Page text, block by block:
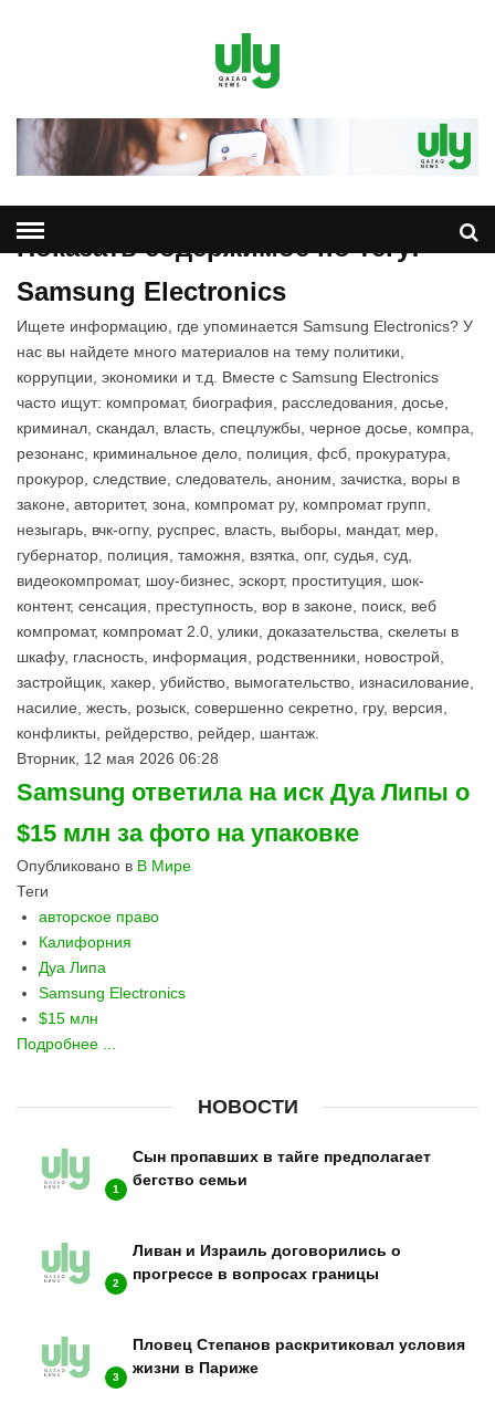
Показать содержимое по тегу:
Samsung Electronics
Ищете информацию, где упоминается Samsung Electronics? У
нас вы найдете много материалов на тему политики,
коррупции, экономики и т.д. Вместе с Samsung Electronics
часто ищут: компромат, биография, расследования, досье,
криминал, скандал, власть, спецлужбы, черное досье, компра,
резонанс, криминальное дело, полиция, фсб, прокуратура,
прокурор, следствие, следователь, аноним, зачистка, воры в
законе, авторитет, зона, компромат ру, компромат групп,
незыгарь, вчк-огпу, руспрес, власть, выборы, мандат, мер,
губернатор, полиция, таможня, взятка, опг, судья, суд,
видеокомпромат, шоу-бизнес, эскорт, проституция, шок-
контент, сенсация, преступность, вор в законе, поиск, веб
компромат, компромат 2.0, улики, доказательства, скелеты в
шкафу, гласность, информация, родственники, новострой,
застройщик, хакер, убийство, вымогательство, изнасилование,
насилие, жесть, розыск, совершенно секретно, гру, версия,
конфликты, рейдерство, рейдер, шантаж.
Вторник, 12 мая 2026 06:28
Samsung ответила на иск Дуа Липы о
$15 млн за фото на упаковке
Опубликовано в В Мире
Теги
авторское право
Калифорния
Дуа Липа
Samsung Electronics
$15 млн
Подробнее ...
НОВОСТИ
1
Сын пропавших в тайге предполагает
бегство семьи
2
Ливан и Израиль договорились о
прогрессе в вопросах границы
3
Пловец Степанов раскритиковал условия
жизни в Париже